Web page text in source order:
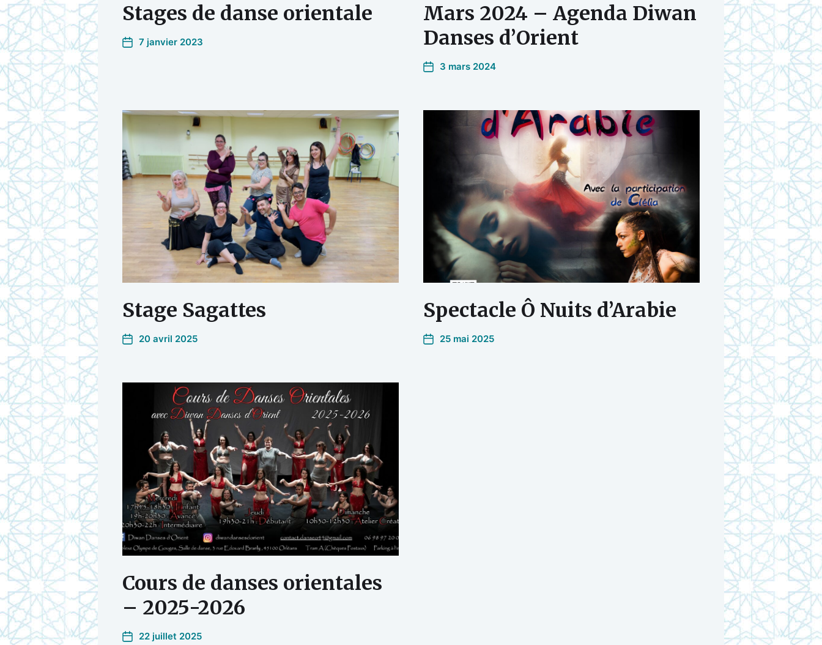
Stages de danse orientale
7 janvier 2023
Mars 2024 – Agenda Diwan
Danses d’Orient
3 mars 2024
Stage Sagattes
20 avril 2025
Spectacle Ô Nuits d’Arabie
25 mai 2025
Cours de danses orientales
– 2025-2026
22 juillet 2025